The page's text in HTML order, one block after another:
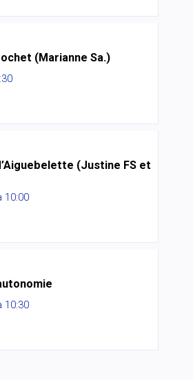
(Marianne Sa.)
(Justine FS et
10:00
10:30